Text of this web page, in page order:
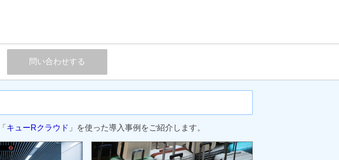
問い合わせする
キューRクラウド 」を使った導入事例をご紹介します。